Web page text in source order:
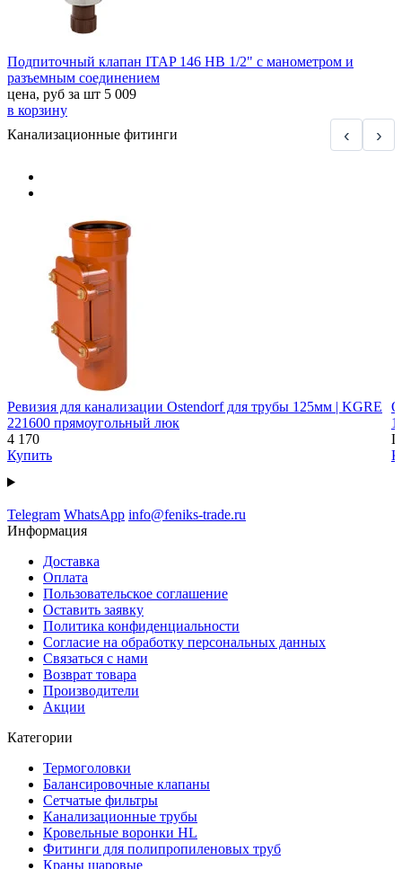
Подпиточный клапан ITAP 146 НВ 1/2" с манометром и
разъемным соединением
цена, руб за шт 5 009
в корзину
Канализационные фитинги
‹ ›
Ревизия для канализации Ostendorf для трубы 125мм | KGRE
221600 прямоугольный люк
4 170
Купить
Telegram WhatsApp info@feniks-trade.ru
Информация
Доставка
Оплата
Пользовательское соглашение
Оставить заявку
Политика конфиденциальности
Согласие на обработку персональных данных
Связаться с нами
Возврат товара
Производители
Акции
Категории
Термоголовки
Балансировочные клапаны
Сетчатые фильтры
Канализационные трубы
Кровельные воронки HL
Фитинги для полипропиленовых труб
Краны шаровые